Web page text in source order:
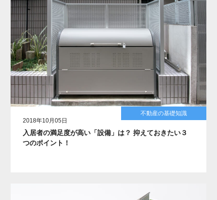
不動産の基礎知識
2018年10月05日
入居者の満足度が高い「設備」は？ 抑えておきたい３
つのポイント！